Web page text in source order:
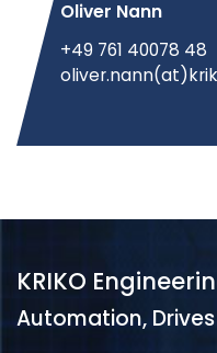
Oliver Nann
+49 761 40078 48
KRIKO
Automation,